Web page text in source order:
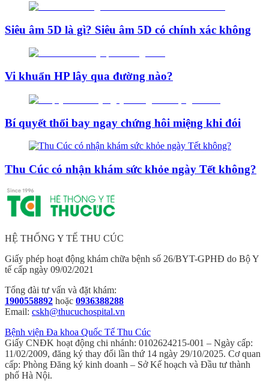
Siêu âm 5D là gì? Siêu âm 5D có chính xác không
Vi khuẩn HP lây qua đường nào?
Bí quyết thổi bay ngay chứng hôi miệng khi đói
Thu Cúc có nhận khám sức khỏe ngày Tết không?
HỆ THỐNG Y TẾ THU CÚC
Giấy phép hoạt động khám chữa bệnh số 26/BYT-GPHĐ do Bộ Y
tế cấp ngày 09/02/2021
Tổng đài tư vấn và đặt khám:
1900558892 hoặc 0936388288
Email: cskh@thucuchospital.vn
Bệnh viện Đa khoa Quốc Tế Thu Cúc
Giấy CNĐK hoạt động chi nhánh: 0102624215-001 – Ngày cấp:
11/02/2009, đăng ký thay đổi lần thứ 14 ngày 29/10/2025. Cơ quan
cấp: Phòng Đăng ký kinh doanh – Sở Kế hoạch và Đầu tư thành
phố Hà Nội.